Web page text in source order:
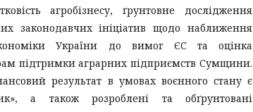
агробізнесу, ґрунтовне дослідження
законодавчих ініціатив щодо наближення
України до вимог ЄС та оцінка
підтримки аграрних підприємств Сумщини.
результат в умовах воєнного стану є
а також розроблені та обґрунтовані